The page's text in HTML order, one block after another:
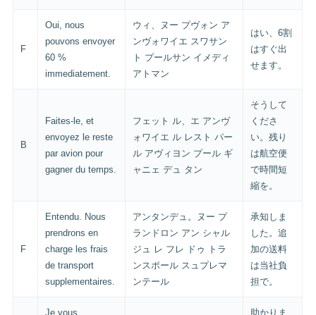
F
Oui, nous
pouvons envoyer
60 %
immediatement.
ウィ、ヌー プヴォン ア
ンヴォワイエ スワサン
ト プールサン イメディ
アトマン
はい、6割
はすぐ出
せます。
B
Faites-le, et
envoyez le reste
par avion pour
gagner du temps.
フェット ル、エ アンヴ
ォワイエ ル レスト パー
ル アヴィヨン プール ギ
ャニェ デュ タン
そうして
くださ
い。残り
は航空便
で時間短
縮を。
F
Entendu. Nous
prendrons en
charge les frais
de transport
supplementaires.
アンタンデュ。ヌー プ
ランドロン アン シャル
ジュ レ フレ ドゥ トラ
ンスポール スュプレマ
ンテール
承知しま
した。追
加の送料
は当社負
担で。
Je vous 助かりま